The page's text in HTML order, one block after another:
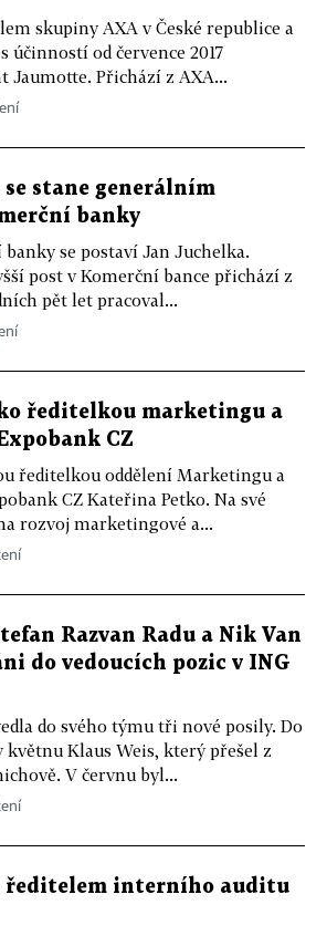
skupiny AXA v České republice a
účinností od července 2017
Jaumotte. Přichází z AXA...
stane generálním
banky
se postaví Jan Juchelka.
post v Komerční bance přichází z
pět let pracoval...
ředitelkou marketingu a
CZ
ředitelkou oddělení Marketingu a
CZ Kateřina Petko. Na své
rozvoj marketingové a...
Razvan Radu a Nik Van
do vedoucích pozic v ING
do svého týmu tři nové posily. Do
květnu Klaus Weis, který přešel z
V červnu byl...
ředitelem interního auditu